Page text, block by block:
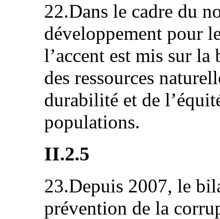
22.Dans le cadre du
développement pour
l’accent est mis sur
des ressources
durabilité et de
populations.
II.2.5
23.Depuis 2007, le
prévention de la